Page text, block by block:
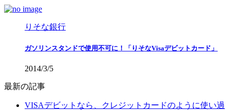
りそな銀行
ガソリンスタンドで使用不可に！「りそなVisaデビットカード」
2014/3/5
最新の記事
VISAデビットなら、クレジットカードのように使い過